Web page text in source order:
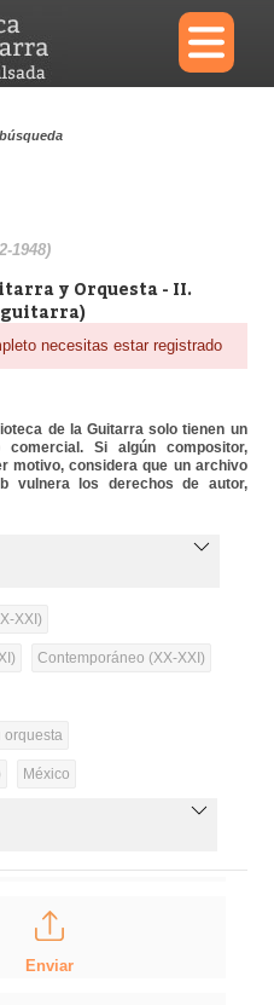
×
Reproductor
1948)
y Orquesta - II.
necesitas estar registrado
de la Guitarra solo tienen un
Si algún compositor,
motivo, considera que un archivo
vulnera los derechos de autor,
XXI)
Contemporáneo (XX-XXI)
orquesta
México
Enviar